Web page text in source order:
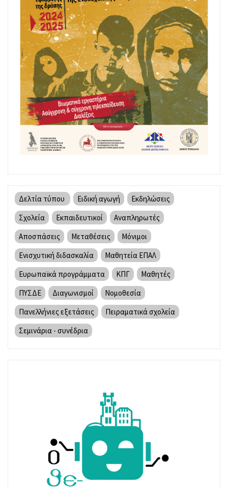
Δελτία τύπου Ειδική αγωγή
Εκδηλώσεις
Σχολεία
Εκπαιδευτικοί
Αναπληρωτές
Αποσπάσεις
Μεταθέσεις
Μόνιμοι
Ενισχυτική διδασκαλία
Μαθητεία ΕΠΑΛ
Ευρωπαϊκά προγράμματα
ΚΠΓ
Μαθητές
ΠΥΣΔΕ
Διαγωνισμοί
Νομοθεσία
Πανελλήνιες εξετάσεις
Πειραματικά σχολεία
Σεμινάρια - συνέδρια